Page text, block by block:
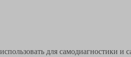
для самодиагностики и